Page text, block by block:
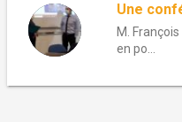
Une
M.
en po...